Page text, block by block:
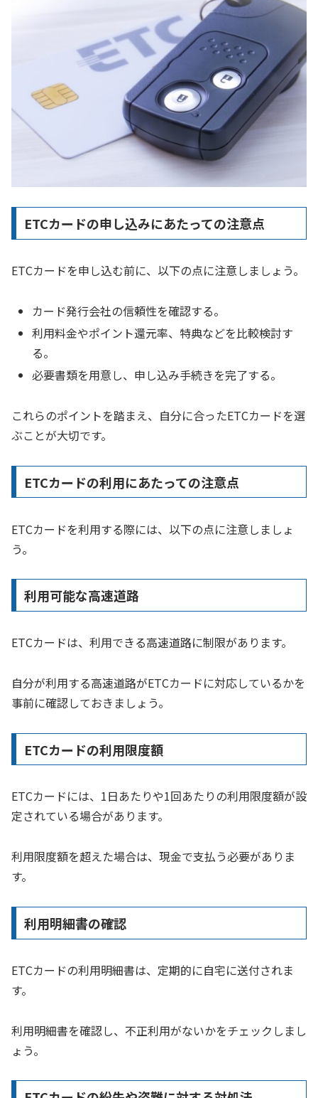
ETCカードの申し込みにあたっての注意点
ETCカードを申し込む前に、以下の点に注意しましょう。
カード発行会社の信頼性を確認する。
利用料金やポイント還元率、特典などを比較検討す
る。
必要書類を用意し、申し込み手続きを完了する。
これらのポイントを踏まえ、自分に合ったETCカードを選
ぶことが大切です。
ETCカードの利用にあたっての注意点
ETCカードを利用する際には、以下の点に注意しましょ
う。
利用可能な高速道路
ETCカードは、利用できる高速道路に制限があります。
自分が利用する高速道路がETCカードに対応しているかを
事前に確認しておきましょう。
ETCカードの利用限度額
ETCカードには、1日あたりや1回あたりの利用限度額が設
定されている場合があります。
利用限度額を超えた場合は、現金で支払う必要がありま
す。
利用明細書の確認
ETCカードの利用明細書は、定期的に自宅に送付されま
す。
利用明細書を確認し、不正利用がないかをチェックしまし
ょう。